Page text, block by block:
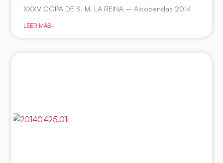
XXXV COPA DE S. M. LA REINA – Alcobendas 2014
LEER MÁS